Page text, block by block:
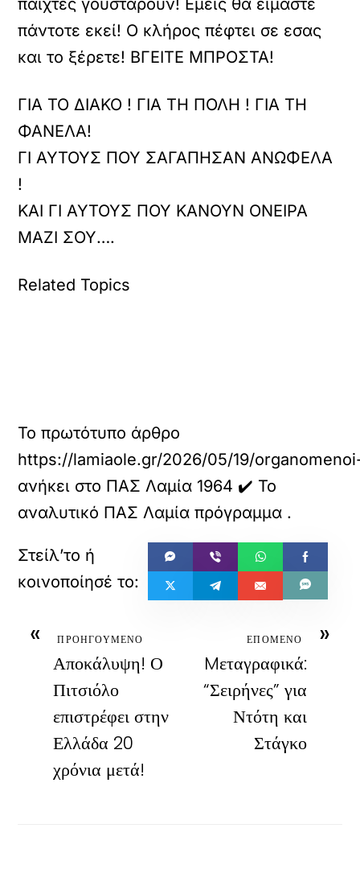
παίχτες γουστάρουν! Εμεις θα είμαστε
πάντοτε εκεί! Ο κλήρος πέφτει σε εσας
και το ξέρετε! ΒΓΕΙΤΕ ΜΠΡΟΣΤΑ!
ΓΙΑ ΤΟ ΔΙΑΚΟ ! ΓΙΑ ΤΗ ΠΟΛΗ ! ΓΙΑ ΤΗ
ΦΑΝΕΛΑ!
ΓΙ ΑΥΤΟΥΣ ΠΟΥ ΣΑΓΑΠΗΣΑΝ ΑΝΩΦΕΛΑ
!
ΚΑΙ ΓΙ ΑΥΤΟΥΣ ΠΟΥ ΚΑΝΟΥΝ ΟΝΕΙΡΑ
ΜΑΖΙ ΣΟΥ….
Related Topics
Το πρωτότυπο άρθρο
https://lamiaole.gr/2026/05/19/
ανήκει στο ΠΑΣ Λαμία 1964 ✔️ Το
αναλυτικό ΠΑΣ Λαμία πρόγραμμα .
« ΠΡΟΗΓΟΥΜΕΝΟ
Αποκάλυψη! Ο
Πιτσιόλο
επιστρέφει στην
Ελλάδα 20
χρόνια μετά!
»
ΕΠΟΜΕΝΟ
Mεταγραφικά:
“Σειρήνες” για
Ντότη και
Στάγκο